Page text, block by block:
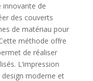
innovante de
des couverts
de matériau pour
méthode offre
de réaliser
L’impression
moderne et